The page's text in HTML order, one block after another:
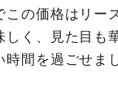
の価格はリー
しく、見た目も
時間を過ごせま